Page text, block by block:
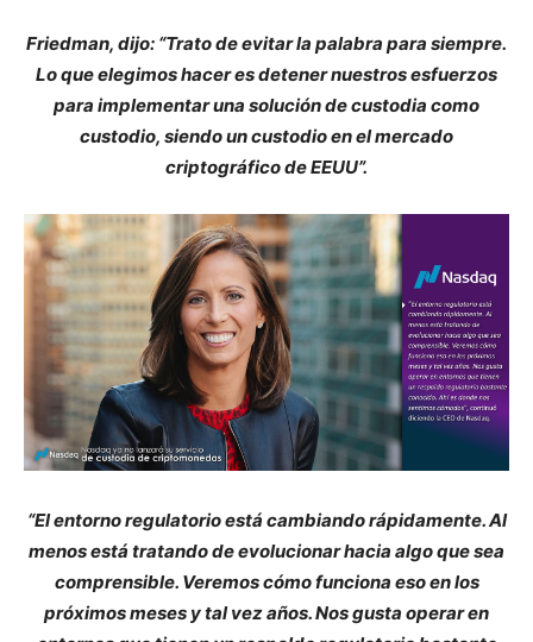
Friedman, dijo: “Trato de evitar la palabra para siempre.
Lo que elegimos hacer es detener nuestros esfuerzos
para implementar una solución de custodia como
custodio, siendo un custodio en el mercado
criptográfico de EEUU”.
“El entorno regulatorio está cambiando rápidamente. Al
menos está tratando de evolucionar hacia algo que sea
comprensible. Veremos cómo funciona eso en los
próximos meses y tal vez años. Nos gusta operar en